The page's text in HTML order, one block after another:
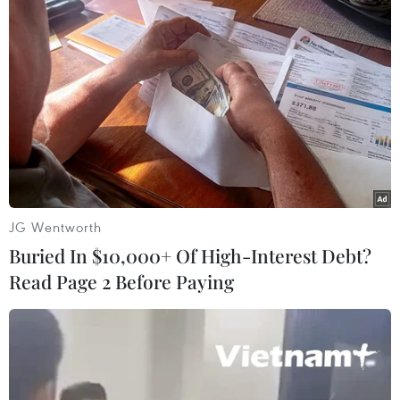
Đêm diễn sẽ có cả những tình khúc sâu lắng và
những bài hát sôi động. Điểm khác biệt của “Có
những niềm riêng” so với nhiều liveshow khác
của Đàm Vĩnh Hưng là, bên cạnh những bản
“hit” gần đây, “ông hoàng nhạc Việt” sẽ thể hiện
lại những ca khúc anh thường hát khi mới đầu
sự nghiệp./.
(Vietnam+)
JG Wentworth
Buried In $10,000+ Of High-Interest Debt?
Read Page 2 Before Paying